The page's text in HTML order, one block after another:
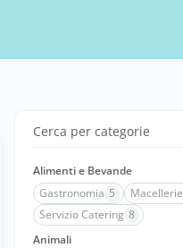
Cerca per categorie
Alimenti e Bevande
Gastronomia 5 Macellerie
Servizio Catering 8
Animali